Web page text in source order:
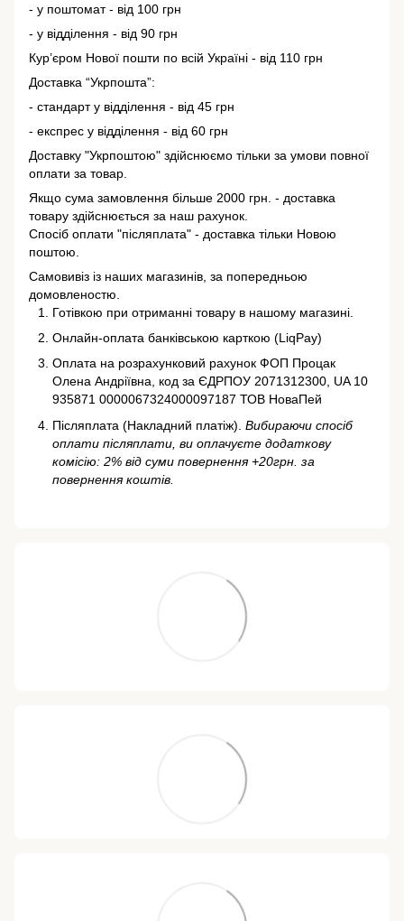
- у поштомат - від 100 грн
- у відділення - від 90 грн
Кур’єром Нової пошти по всій Україні - від 110 грн
Доставка “Укрпошта”:
- стандарт у відділення - від 45 грн
- експрес у відділення - від 60 грн
Доставку "Укрпоштою" здійснюємо тільки за умови повної
оплати за товар.
Якщо сума замовлення більше 2000 грн. - доставка
товару здійснюється за наш рахунок.
Спосіб оплати "післяплата" - доставка тільки Новою
поштою.
Самовивіз із наших магазинів, за попередньою
домовленостю.
Готівкою при отриманні товару в нашому магазині.
Онлайн-оплата банківською карткою (LiqPay)
Оплата на розрахунковий рахунок ФОП Процак
Олена Андріївна, код за ЄДРПОУ 2071312300, UA 10
935871 0000067324000097187 ТОВ НоваПей
Післяплата (Накладний платіж). Вибираючи спосіб
оплати післяплати, ви оплачуєте додаткову
комісію: 2% від суми повернення +20грн. за
повернення коштів.